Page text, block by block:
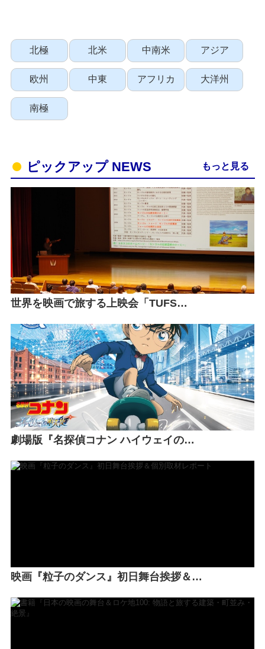
北極 北米 中南米 アジア
欧州 中東 アフリカ 大洋州
南極
ピックアップ NEWS もっと見る
世界を映画で旅する上映会「TUFS…
劇場版『名探偵コナン ハイウェイの…
映画『粒子のダンス』初日舞台挨拶＆…